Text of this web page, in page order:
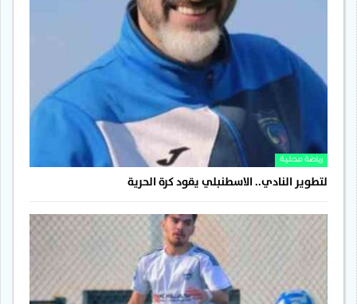
رياضة محلية
لتطوير النادي.. الاسطنبلي يقود كرة الحرية